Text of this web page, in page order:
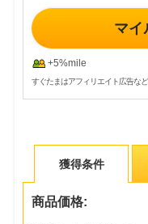
マイ
+5%mile
すぐたまはアフィリエイト広告な
獲得条件
商品価格: